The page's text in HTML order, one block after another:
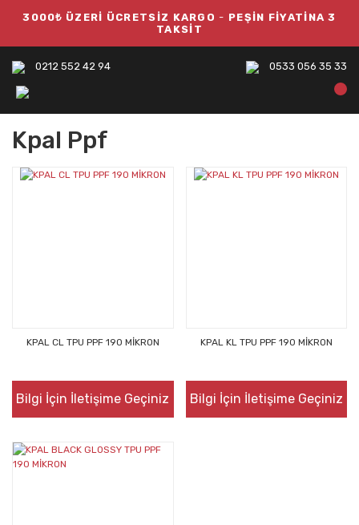
3000₺ ÜZERİ ÜCRETSİZ KARGO - PEŞİN FİYATİNA 3
TAKSİT
0212 552 42 94 0533 056 35 33
Kpal Ppf
KPAL CL TPU PPF 190 MİKRON
Bilgi İçin İletişime Geçiniz
KPAL KL TPU PPF 190 MİKRON
Bilgi İçin İletişime Geçiniz